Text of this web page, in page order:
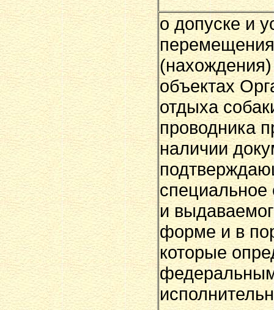
о допуске и
перемещения
объектах
отдыха
проводника
наличии
специальное
и
форме и в
которые